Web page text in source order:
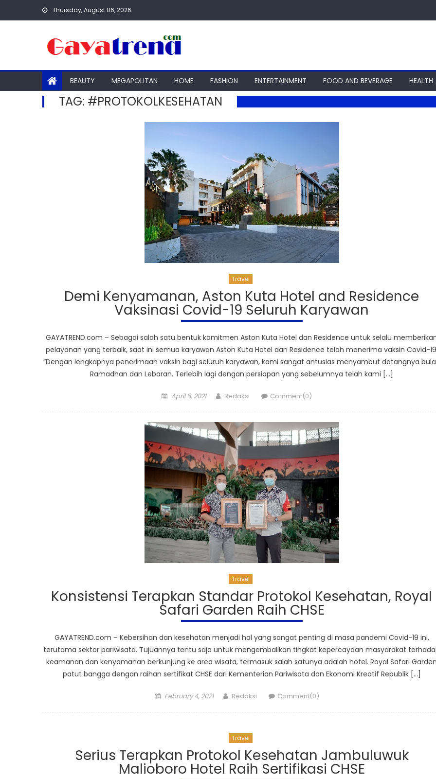
Thursday, August 06, 2026
BEAUTY MEGAPOLITAN HOME FASHION ENTERTAINMENT FOOD AND BEVERAGE HEALTH
TAG: #PROTOKOLKESEHATAN
Travel
Demi Kenyamanan, Aston Kuta Hotel and Residence
Vaksinasi Covid-19 Seluruh Karyawan
GAYATREND.com – Sebagai salah satu bentuk komitmen Aston Kuta Hotel dan Residence untuk selalu
pelayanan yang terbaik, saat ini semua karyawan Aston Kuta Hotel dan Residence telah menerima vaksin Covid-
“Dengan lengkapnya penerimaan vaksin bagi seluruh karyawan, kami sangat antusias menyambut datangnya
Ramadhan dan Lebaran. Terlebih lagi dengan persiapan yang sebelumnya telah kami […]
Posted
April 6, 2021 Author
Redaksi Comment(0)
Travel
Konsistensi Terapkan Standar Protokol Kesehatan, Royal
Safari Garden Raih CHSE
GAYATREND.com – Kebersihan dan kesehatan menjadi hal yang sangat penting di masa pandemi Covid-19 ini,
terutama sektor pariwisata. Tujuannya tentu saja untuk mengembalikan tingkat kepercayaan masyarakat
keamanan dan kenyamanan berkunjung ke area wisata, termasuk salah satunya adalah hotel. Royal Safari
patut bangga dengan raihan sertifikat CHSE dari Kementerian Pariwisata dan Ekonomi Kreatif Republik […]
Posted
February 4, 2021 Author
Redaksi Comment(0)
Travel
Serius Terapkan Protokol Kesehatan Jambuluwuk
Malioboro Hotel Raih Sertifikasi CHSE